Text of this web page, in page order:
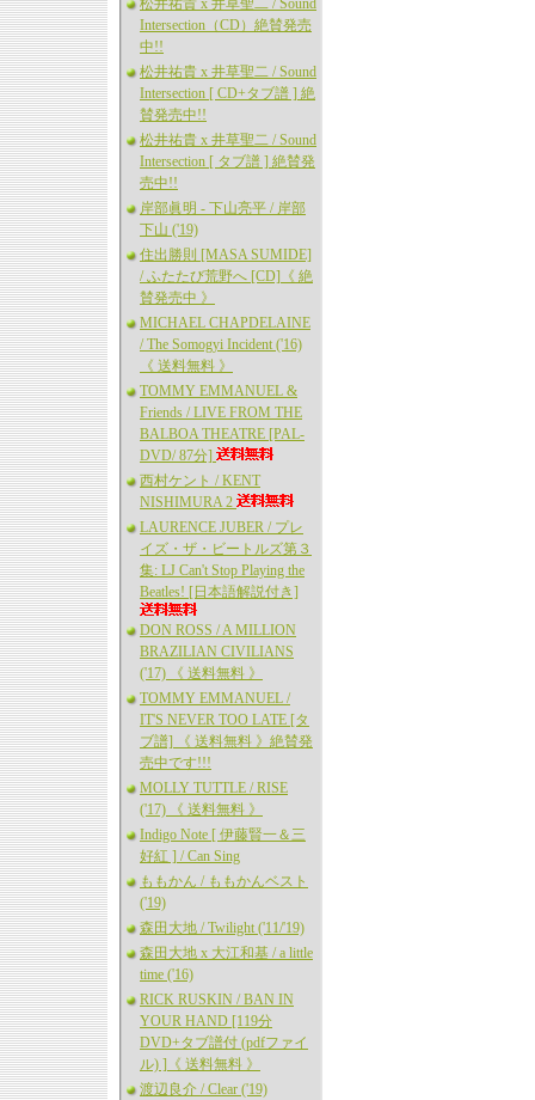
松井祐貴 x 井草聖二 / Sound
Intersection（CD）絶賛発売
中!!
松井祐貴 x 井草聖二 / Sound
Intersection [ CD+タブ譜 ] 絶
賛発売中!!
松井祐貴 x 井草聖二 / Sound
Intersection [ タブ譜 ] 絶賛発
売中!!
岸部眞明 - 下山亮平 / 岸部
下山 ('19)
住出勝則 [MASA SUMIDE]
/ ふたたび荒野へ [CD]《 絶
賛発売中 》
MICHAEL CHAPDELAINE
/ The Somogyi Incident ('16)
《 送料無料 》
TOMMY EMMANUEL &
Friends / LIVE FROM THE
BALBOA THEATRE [PAL-
DVD/ 87分]
西村ケント / KENT
NISHIMURA 2
LAURENCE JUBER / プレ
イズ・ザ・ビートルズ第３
集: LJ Can't Stop Playing the
Beatles! [日本語解説付き]
DON ROSS / A MILLION
BRAZILIAN CIVILIANS
('17) 《 送料無料 》
TOMMY EMMANUEL /
IT'S NEVER TOO LATE [タ
ブ譜] 《 送料無料 》絶賛発
売中です!!!
MOLLY TUTTLE / RISE
('17) 《 送料無料 》
Indigo Note [ 伊藤賢一＆三
好紅 ] / Can Sing
ももかん / ももかんベスト
('19)
森田大地 / Twilight ('11/'19)
森田大地 x 大江和基 / a little
time ('16)
RICK RUSKIN / BAN IN
YOUR HAND [119分
DVD+タブ譜付 (pdfファイ
ル) ]《 送料無料 》
渡辺良介 / Clear ('19)